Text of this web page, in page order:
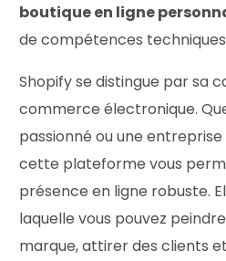
boutique en ligne
de compétences
Shopify se distingue par sa
commerce électronique.
passionné ou une
cette plateforme vous
présence en ligne robuste.
laquelle vous pouvez
marque, attirer des clients